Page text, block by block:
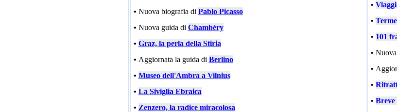
• Nuova biografia di Pablo Picasso
• Nuova guida di Chambéry
• Graz, la perla della Stiria
• Aggiornata la guida di Berlino
• Museo dell'Ambra a Vilnius
• La Siviglia Ebraica
• Zenzero, la radice miracolosa
•
•
• 101
•
•
•
•